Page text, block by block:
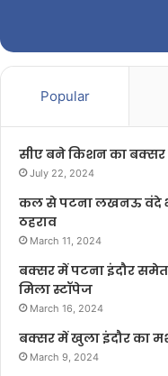
Popular
सीए बने किशन का
July 22, 2024
कल से पटना लखनऊ वंदे
ठहराव
March 11, 2024
बक्सर में पटना इंदौर
मिला स्टॉपेज
March 16, 2024
बक्सर में खुला इंदौर का
March 9, 2024